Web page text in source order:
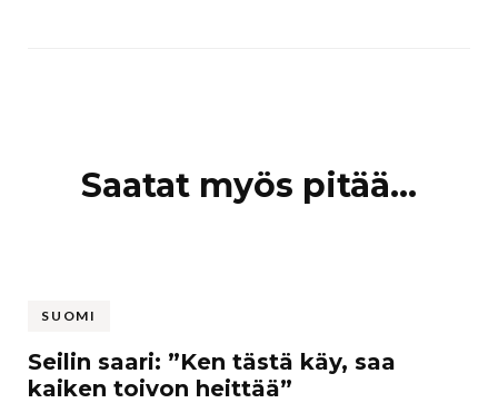
Artikkelien
Saatat myös pitää...
SUOMI
Seilin saari: ”Ken tästä käy, saa
kaiken toivon heittää”